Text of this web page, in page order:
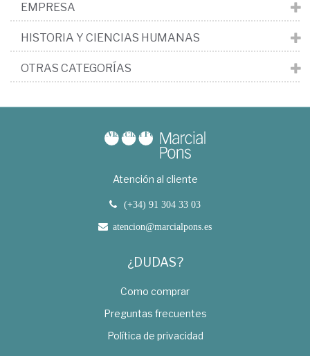
EMPRESA
HISTORIA Y CIENCIAS HUMANAS
OTRAS CATEGORÍAS
Atención al cliente
(+34) 91 304 33 03
atencion@marcialpons.es
¿DUDAS?
Como comprar
Preguntas frecuentes
Política de privacidad